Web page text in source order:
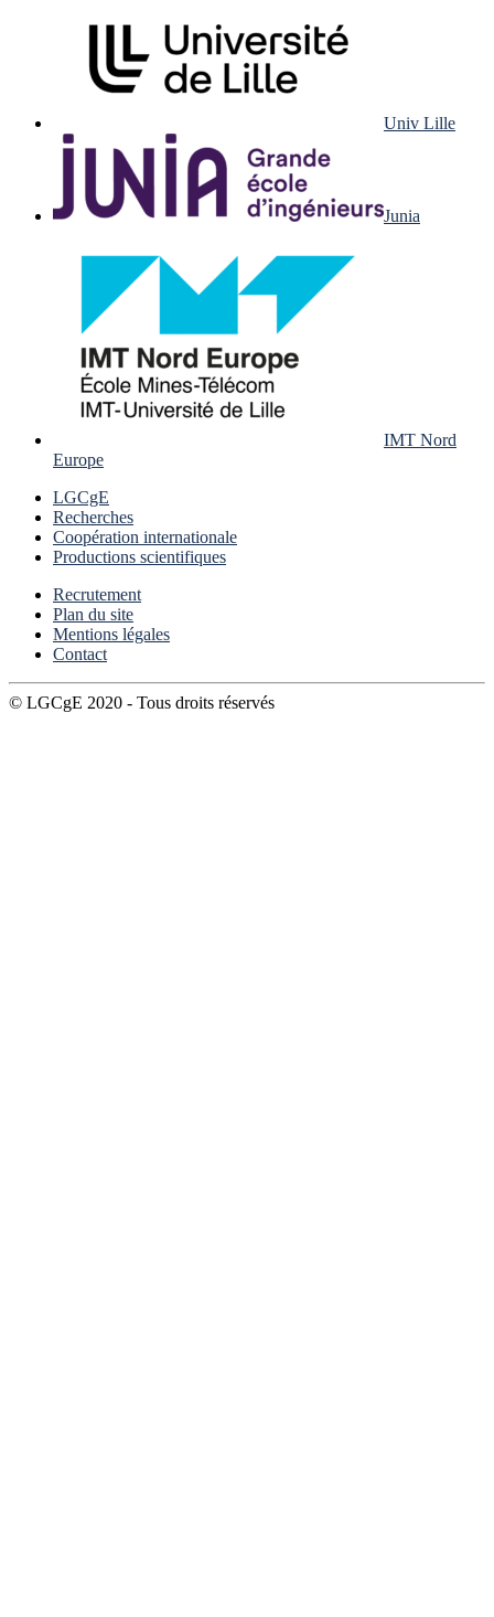
Univ Lille
Junia
IMT Nord
Europe
LGCgE
Recherches
Coopération internationale
Productions scientifiques
Recrutement
Plan du site
Mentions légales
Contact
© LGCgE 2020 - Tous droits réservés